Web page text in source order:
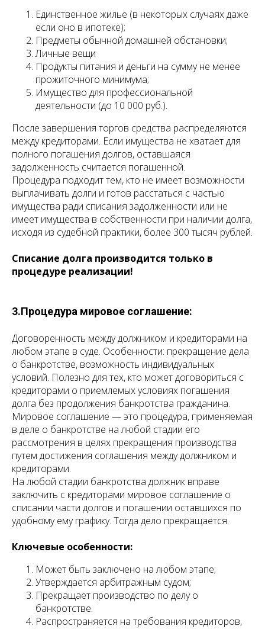
Единственное жилье (в некоторых случаях даже
если оно в ипотеке);
Предметы обычной домашней обстановки;
Личные вещи
Продукты питания и деньги на сумму не менее
прожиточного минимума;
Имущество для профессиональной
деятельности (до 10 000 руб.).
После завершения торгов средства распределяются
между кредиторами. Если имущества не хватает для
полного погашения долгов, оставшаяся
задолженность считается погашенной.
Процедура подходит тем, кто не имеет возможности
выплачивать долги и готов расстаться с частью
имущества ради списания задолженности или не
имеет имущества в собственности при наличии долга,
исходя из судебной практики, более 300 тысяч рублей.
Списание долга производится только в
процедуре реализации!
3.Процедура мировое соглашение:
Договоренность между должником и кредиторами на
любом этапе в суде. Особенности: прекращение дела
о банкротстве, возможность индивидуальных
условий. Полезно для тех, кто может договориться с
кредиторами о приемлемых условиях погашения
долга без продолжения банкротства гражданина.
Мировое соглашение — это процедура, применяемая
в деле о банкротстве на любой стадии его
рассмотрения в целях прекращения производства
путем достижения соглашения между должником и
кредиторами.
На любой стадии банкротства должник вправе
заключить с кредиторами мировое соглашение о
списании части долгов и погашении оставшихся по
удобному ему графику. Тогда дело прекращается.
Ключевые особенности:
Может быть заключено на любом этапе;
Утверждается арбитражным судом;
Прекращает производство по делу о
банкротстве.
Распространяется на требования кредиторов,